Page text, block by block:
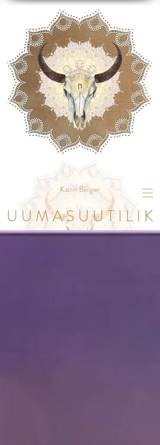
Katrin Berger
U U M A S U U T I L I K